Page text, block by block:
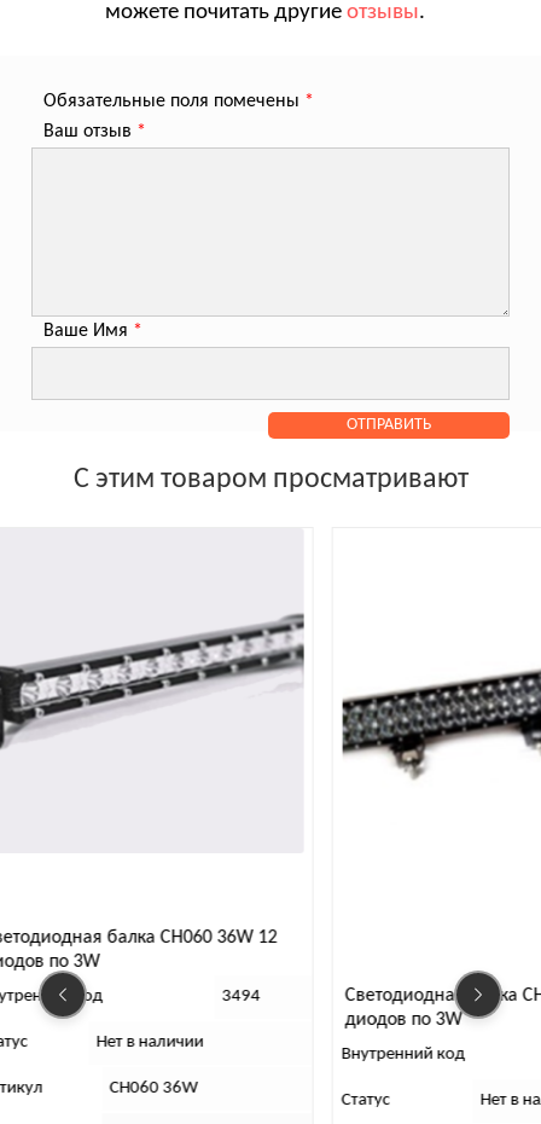
можете почитать другие отзывы.
Обязательные поля помечены *
Ваш отзыв *
Ваше Имя *
С этим товаром просматривают
балка CH060 36W 12
по 3W
код 3494
Нет в наличии
CH060 36W
Светодиодная балка
диодов по 3W
Внутренний код
Статус Нет в